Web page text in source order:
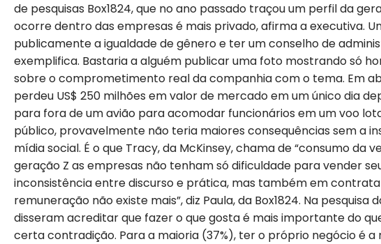
de pesquisas Box1824, que no ano passado traçou um perfil da
ocorre dentro das empresas é mais privado, afirma a executiva.
publicamente a igualdade de gênero e ter um conselho de
exemplifica. Bastaria a alguém publicar uma foto mostrando só
sobre o comprometimento real da companhia com o tema. Em
perdeu US$ 250 milhões em valor de mercado em um único dia
para fora de um avião para acomodar funcionários em um voo
público, provavelmente não teria maiores consequências sem a
mídia social. É o que Tracy, da McKinsey, chama de “consumo da
geração Z as empresas não tenham só dificuldade para vender
inconsistência entre discurso e prática, mas também em
remuneração não existe mais”, diz Paula, da Box1824. Na
disseram acreditar que fazer o que gosta é mais importante do
certa contradição. Para a maioria (37%), ter o próprio negócio é